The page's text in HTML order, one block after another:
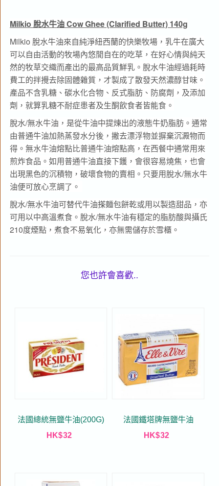
Milkio 脫水牛油 Cow Ghee (Clarified Butter) 140g
Milkio 脫水牛油來自純淨紐西蘭的快樂牧場，乳牛在廣大
可以自由活動的牧場內悠閒自在的吃草，在好心情與純天
然的牧草交織而產出的最高品質鮮乳。脫水牛油經過耗時
費工的拌攪去除固體雜質，才製成了散發天然濃醇甘味。
產品不含乳糖、碳水化合物、反式脂肪、防腐劑，及添加
劑，就算乳糖不耐症患者及生酮飲食者皆能食。
脫水/無水牛油，是從牛油中提煉出的液態牛奶脂肪。通常
由普通牛油加熱蒸發水分後，撇去漂浮物並摒棄沉澱物而
得。無水牛油熔點比普通牛油熔點高，在西餐中通常用來
煎炸食品。如用普通牛油直接下鑊，會很容易燒焦，也會
出現黑色的沉積物，破壞食物的賣相。只要用脫水/無水牛
油便可放心烹調了。
脫水/無水牛油可替代牛油搽麵包餅乾或用以製造甜品，亦
可用以中高溫煮食。脫水/無水牛油有穩定的脂肪酸與攝氏
210度煙點，煮食不易氧化，亦無需儲存於雪櫃。
您也許會喜歡..
法國總統無鹽牛油(200G)
HK$32
法國鐵塔牌無鹽牛油
HK$32